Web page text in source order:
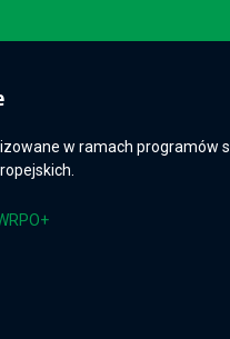
w ramach programów